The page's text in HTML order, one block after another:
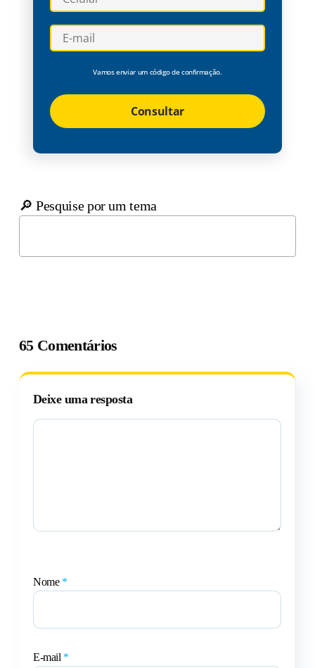
Vamos enviar um código de confirmação.
Consultar
🔎 Pesquise por um tema
65 Comentários
Deixe uma resposta
Nome *
E-mail *